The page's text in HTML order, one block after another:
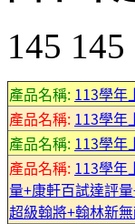
145
產品名稱: 113學年
產品名稱: 113學年
產品名稱: 113學年
產品名稱: 113學年
量+康軒百試達評
超級翰將+翰林新